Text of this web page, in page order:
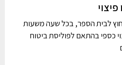
לבית הספר, בכל שעה משעות
כספי בהתאם לפוליסת ביטוח